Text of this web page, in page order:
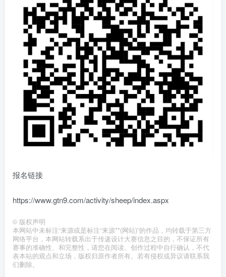
报名链接
https://www.gtn9.com/activity/sheep/index.aspx
© 版权声明
本网站中未标注“来源或是标注“来源**(网站)”的作品，均转载于第三方
网络平台，本网站转载系出于传递设计大赛信息之目的，不保证所有
赛事的准确性、和完整性，请您在阅读、创作过程中自行确认，不代
表本站的观点和立场，版权归原作者所有。若有侵权或异议请联系我
们删除。